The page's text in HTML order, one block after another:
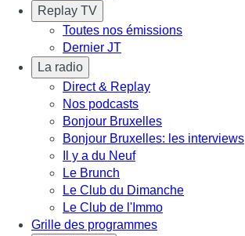
Replay TV
Toutes nos émissions
Dernier JT
La radio
Direct & Replay
Nos podcasts
Bonjour Bruxelles
Bonjour Bruxelles: les interviews
Il y a du Neuf
Le Brunch
Le Club du Dimanche
Le Club de l'Immo
Grille des programmes